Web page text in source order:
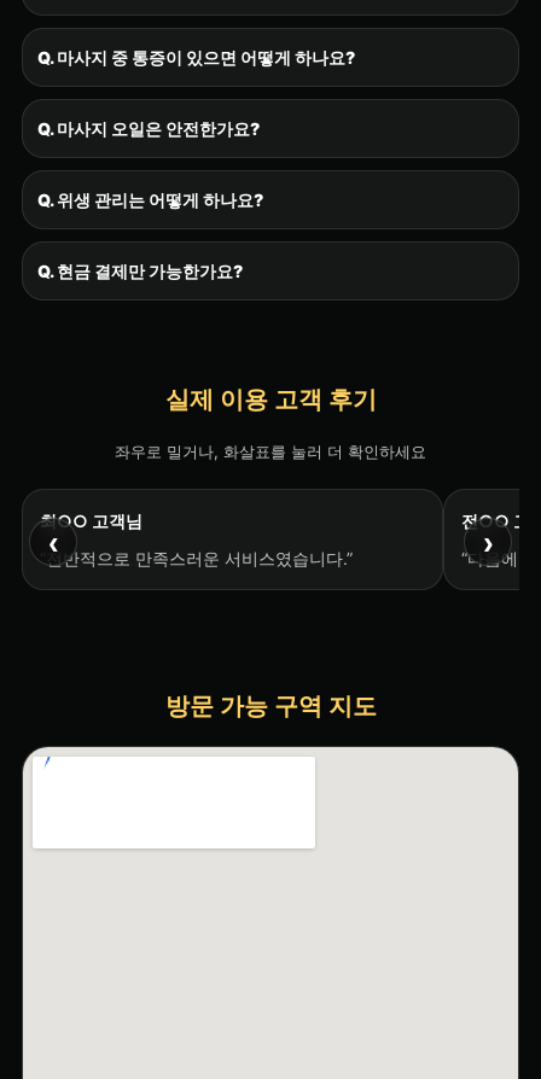
Q. 마사지 중 통증이 있으면 어떻게 하나요?
Q. 마사지 오일은 안전한가요?
Q. 위생 관리는 어떻게 하나요?
Q. 현금 결제만 가능한가요?
실제 이용 고객 후기
좌우로 밀거나, 화살표를 눌러 더 확인하세요
‹
최○○ 고객님
“전반적으로 만족스러운 서비스였습니다.”
전○○ 고
“다음에
›
방문 가능 구역 지도